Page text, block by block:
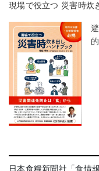
現場で役立つ 災害時炊
日本食糧新聞社「食情報